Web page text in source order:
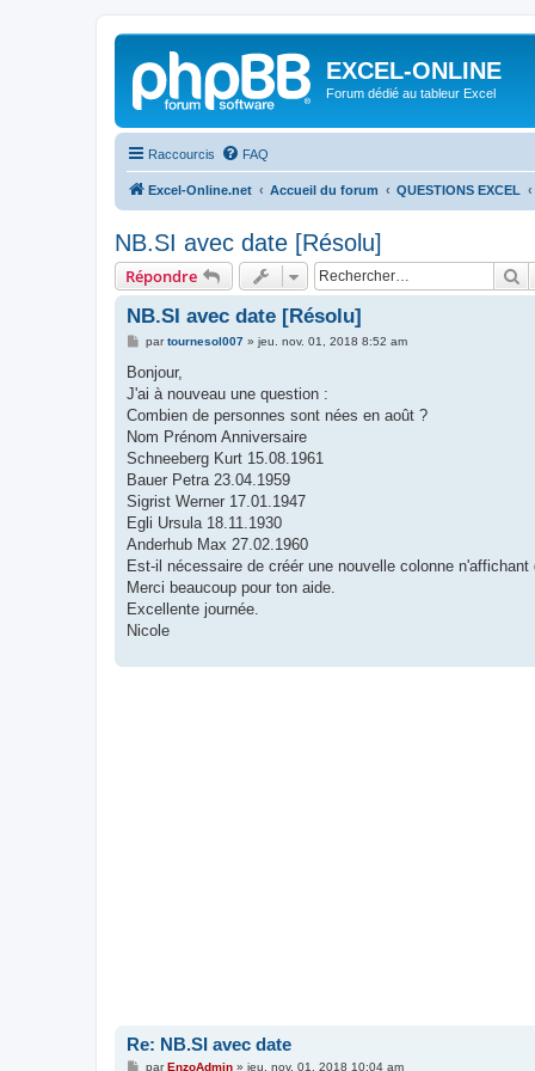
EXCEL-ONLINE
Forum dédié au tableur Excel
Raccourcis FAQ
Excel-Online.net Accueil du forum QUESTIONS EXCEL
NB.SI avec date [Résolu]
Répondre
NB.SI avec date [Résolu]
M
s
a
g
partournesol007» jeu. nov. 01, 2018 8:52 am
Bonjour,
J'ai à nouveau une question :
Combien de personnes sont nées en août ?
Nom Prénom Anniversaire
Schneeberg Kurt 15.08.1961
Bauer Petra 23.04.1959
Sigrist Werner 17.01.1947
Egli Ursula 18.11.1930
Anderhub Max 27.02.1960
Est-il nécessaire de créér une nouvelle colonne n'affichant
Merci beaucoup pour ton aide.
Excellente journée.
Nicole
Re: NB.SI avec date
MparEnzoAdmin» jeu. nov. 01, 2018 10:04 am